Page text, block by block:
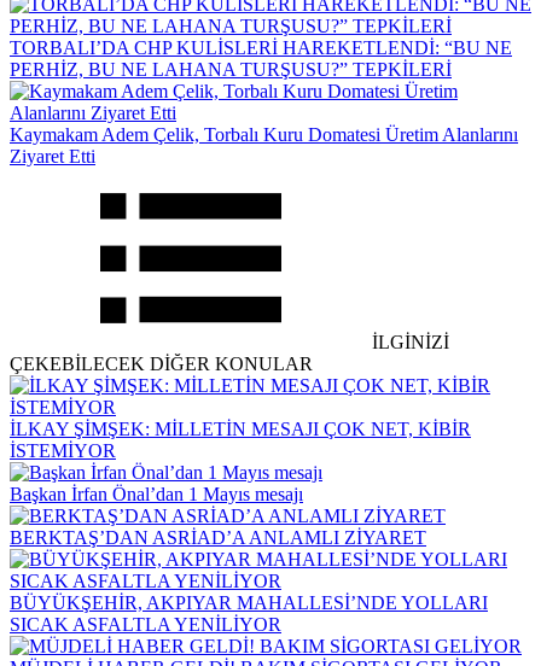
TORBALI’DA CHP KULİSLERİ HAREKETLENDİ: “BU NE
PERHİZ, BU NE LAHANA TURŞUSU?” TEPKİLERİ
Kaymakam Adem Çelik, Torbalı Kuru Domatesi Üretim Alanlarını
Ziyaret Etti
İLGİNİZİ
ÇEKEBİLECEK DİĞER KONULAR
İLKAY ŞİMŞEK: MİLLETİN MESAJI ÇOK NET, KİBİR
İSTEMİYOR
Başkan İrfan Önal’dan 1 Mayıs mesajı
BERKTAŞ’DAN ASRİAD’A ANLAMLI ZİYARET
BÜYÜKŞEHİR, AKPIYAR MAHALLESİ’NDE YOLLARI
SICAK ASFALTLA YENİLİYOR